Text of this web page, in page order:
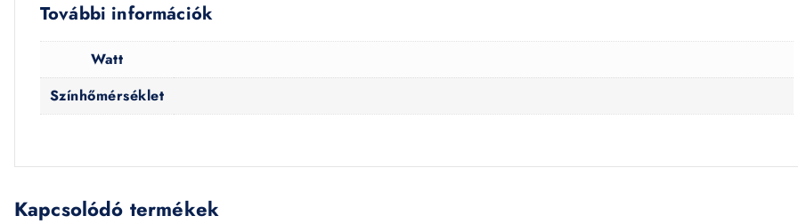
További információk
Watt
Színhőmérséklet
Kapcsolódó termékek